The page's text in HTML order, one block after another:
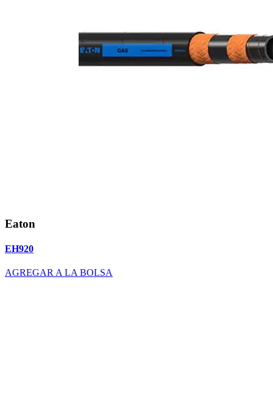
Eaton
EH920
AGREGAR A LA BOLSA